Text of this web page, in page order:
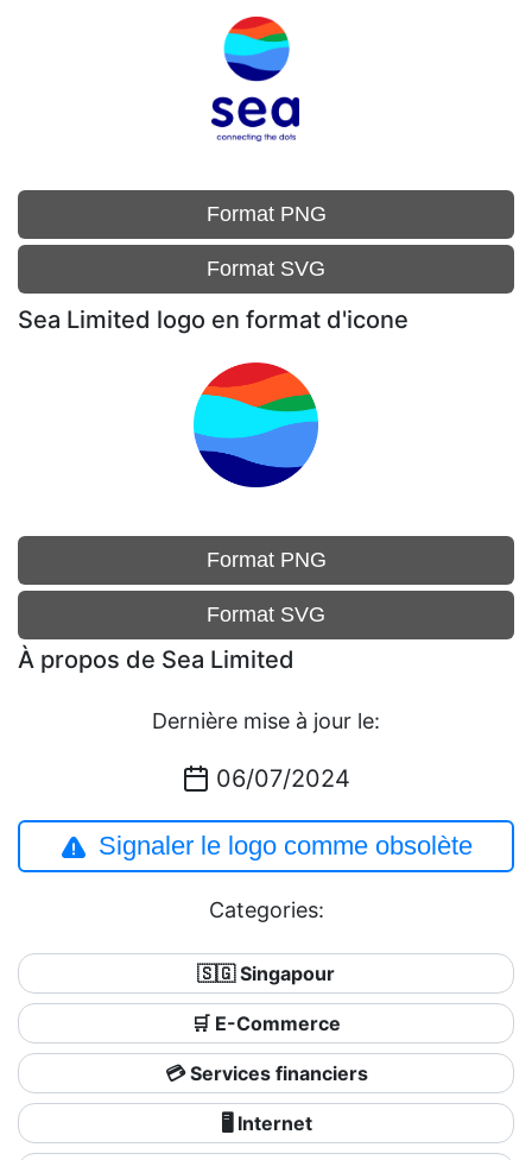
Format PNG
Format SVG
Sea Limited logo en format d'icone
Format PNG
Format SVG
À propos de Sea Limited
Dernière mise à jour le:
06/07/2024
Signaler le logo comme obsolète
Categories:
🇸🇬 Singapour
🛒 E-Commerce
💳 Services financiers
🖥️ Internet